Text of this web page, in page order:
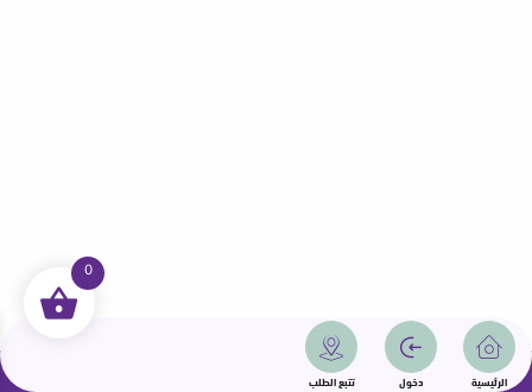
الرئيسية دخول تتبع الطلب
جميع الحقوق محفوظة | سمامة 2025 | دولة قطر
0